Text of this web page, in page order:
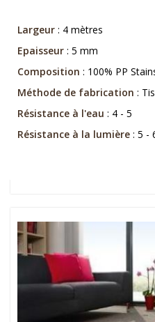
Largeur : 4 mètres
Epaisseur : 5 mm
Composition : 100% PP
Méthode de fabrication :
Résistance à l'eau : 4 - 5
Résistance à la lumière : 5 -